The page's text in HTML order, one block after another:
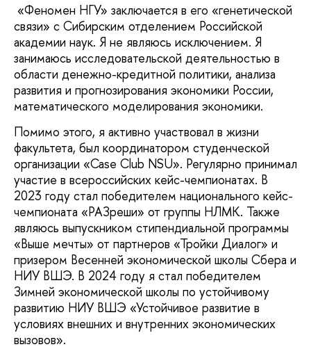
«Феномен НГУ» заключается в его «генетической
связи» с Сибирским отделением Российской
академии наук. Я не являюсь исключением. Я
занимаюсь исследовательской деятельностью в
области денежно-кредитной политики, анализа
развития и прогнозирования экономики России,
математического моделирования экономики.
Помимо этого, я активно участвовал в жизни
факультета, был координатором студенческой
организации «Case Club NSU». Регулярно принимал
участие в всероссийских кейс-чемпионатах. В
2023 году стал победителем национального кейс-
чемпионата «РАЗреши» от группы НЛМК. Также
являюсь выпускником стипендиальной программы
«Выше мечты» от партнеров «Тройки Диалог» и
призером Весенней экономической школы Сбера и
НИУ ВШЭ. В 2024 году я стал победителем
Зимней экономической школы по устойчивому
развитию НИУ ВШЭ «Устойчивое развитие в
условиях внешних и внутренних экономических
вызовов».